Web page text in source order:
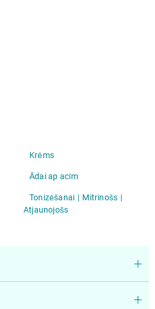
Krēms
Ādai ap acīm
Tonizēšanai
Mitrinošs
Atjaunojošs